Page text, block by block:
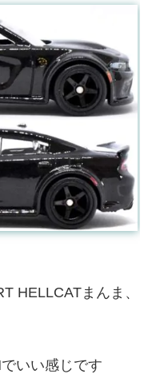
HELLCATまんま、
いい感じです